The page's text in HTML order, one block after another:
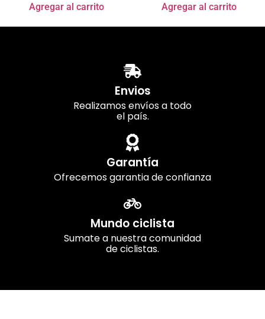
Agregar al carrito Agregar al carrito
Envios
Realizamos envíos a todo
el país.
Garantía
Ofrecemos garantia de confianza
Mundo ciclista
Sumate a nuestra comunidad
de ciclistas.